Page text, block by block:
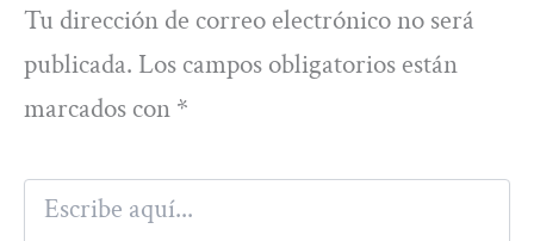
Tu dirección de correo electrónico no será
publicada. Los campos obligatorios están
marcados con *
Escribe
aquí...